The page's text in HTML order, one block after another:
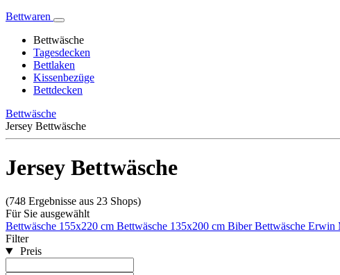
Bettwaren
Bettwäsche
Tagesdecken
Bettlaken
Kissenbezüge
Bettdecken
Bettwäsche
Jersey Bettwäsche
Jersey Bettwäsche
(748 Ergebnisse aus 23 Shops)
Für Sie ausgewählt
Bettwäsche 155x220 cm Bettwäsche 135x200 cm Biber Bettwäsche Erwin
Filter
Preis